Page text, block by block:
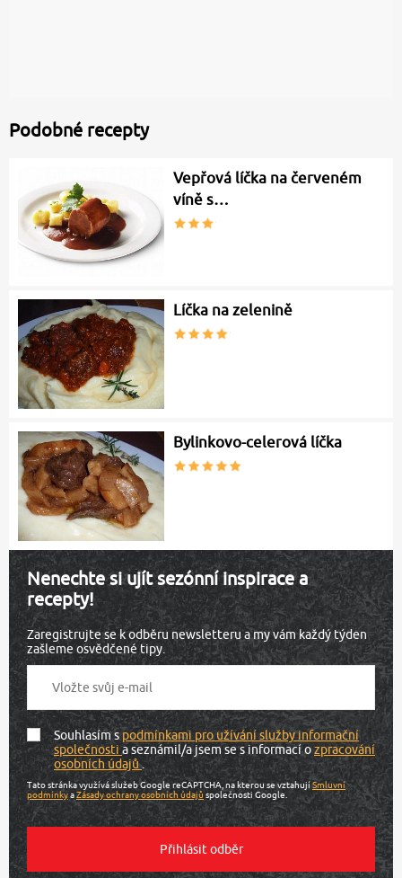
Podobné recepty
Vepřová líčka na červeném
víně s…
Líčka na zelenině
Bylinkovo-celerová líčka
Nenechte si ujít sezónní inspirace a
recepty!
Zaregistrujte se k odběru newsletteru a my vám každý týden
zašleme osvědčené tipy.
Souhlasím spodmínkami pro užívání služby informační
společnostia seznámil/a jsem se s informací ozpracování
osobních údajů.
Tato stránka využívá služeb Google reCAPTCHA, na kterou se vztahujíSmluvní
podmínkyaZásady ochrany osobních údajů společnosti Google.